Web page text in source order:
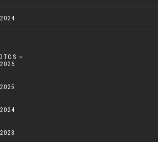
2024
2026
2025
2024
2023